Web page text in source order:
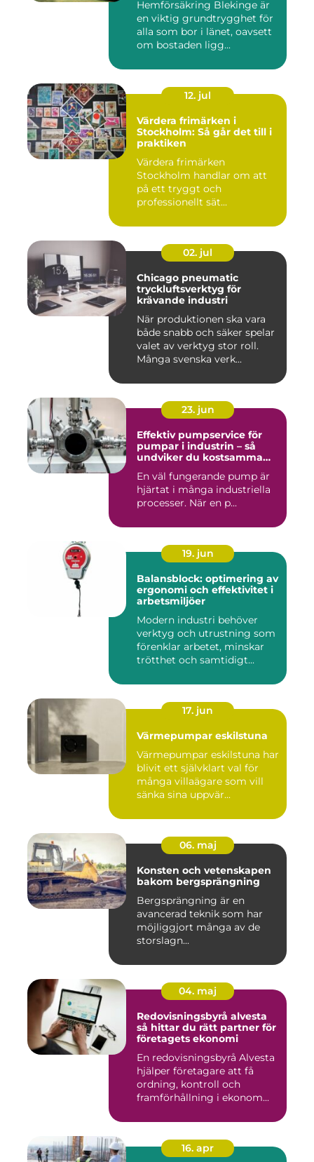
Hemförsäkring Blekinge är
en viktig grundtrygghet för
alla som bor i länet, oavsett
om bostaden ligg...
12. jul
Värdera frimärken i
Stockholm: Så går det till i
praktiken
Värdera frimärken
Stockholm handlar om att
på ett tryggt och
professionellt sät...
02. jul
Chicago pneumatic
tryckluftsverktyg för
krävande industri
När produktionen ska vara
både snabb och säker spelar
valet av verktyg stor roll.
Många svenska verk...
23. jun
Effektiv pumpservice för
pumpar i industrin – så
undviker du kostsamma
En väl fungerande pump är
hjärtat i många industriella
processer. När en p...
19. jun
Balansblock: optimering av
ergonomi och effektivitet i
arbetsmiljöer
Modern industri behöver
verktyg och utrustning som
förenklar arbetet, minskar
trötthet och samtidigt...
17. jun
Värmepumpar eskilstuna
Värmepumpar eskilstuna har
blivit ett självklart val för
många villaägare som vill
sänka sina uppvär...
06. maj
Konsten och vetenskapen
bakom bergsprängning
Bergsprängning är en
avancerad teknik som har
möjliggjort många av de
storslagn...
04. maj
Redovisningsbyrå alvesta
så hittar du rätt partner för
företagets ekonomi
En redovisningsbyrå Alvesta
hjälper företagare att få
ordning, kontroll och
framförhållning i ekonom...
16. apr